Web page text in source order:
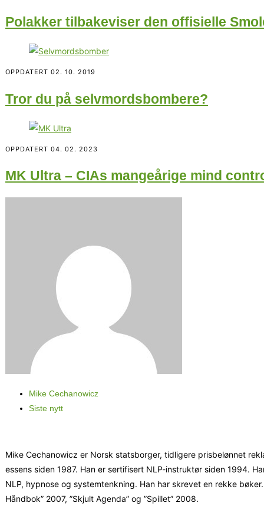
Polakker tilbakeviser den offisielle
OPPDATERT 02. 10. 2019
Tror du på selvmordsbombere?
OPPDATERT 04. 02. 2023
MK Ultra – CIAs mangeårige mind
Mike Cechanowicz
Siste nytt
Mike Cechanowicz er Norsk statsborger, tidligere prisbelønnet
essens siden 1987. Han er sertifisert NLP-instruktør siden 1994.
NLP, hypnose og systemtenkning. Han har skrevet en rekke
Håndbok” 2007, ”Skjult Agenda” og ”Spillet” 2008.